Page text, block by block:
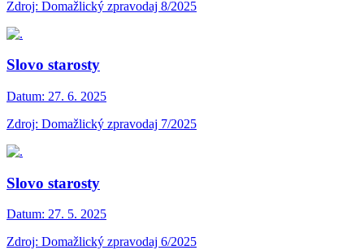
Zdroj: Domažlický zpravodaj 8/2025
Slovo starosty
Datum: 27. 6. 2025
Zdroj: Domažlický zpravodaj 7/2025
Slovo starosty
Datum: 27. 5. 2025
Zdroj: Domažlický zpravodaj 6/2025